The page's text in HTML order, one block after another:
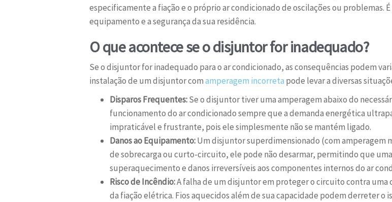
especificamente a fiação e o próprio ar condicionado de oscilações ou problemas.
equipamento e a segurança da sua residência.
O que acontece se o disjuntor for inadequado?
Se o disjuntor for inadequado para o ar condicionado, as consequências podem
instalação de um disjuntor comamperagem incorreta pode levar a diversas
Disparos Frequentes:Se o disjuntor tiver uma amperagem abaixo do
funcionamento do ar condicionado sempre que a demanda energética
impraticável e frustrante, pois ele simplesmente não se mantém ligado.
Danos ao Equipamento:Um disjuntor superdimensionado (com amperagem
de sobrecarga ou curto-circuito, ele pode não desarmar, permitindo que
superaquecimento e danos irreversíveis aos componentes internos do ar
Risco de Incêndio:A falha de um disjuntor em proteger o circuito contra
da fiação elétrica. Fios aquecidos além de sua capacidade podem derreter o